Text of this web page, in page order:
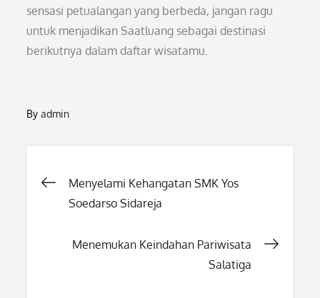
sensasi petualangan yang berbeda, jangan ragu
untuk menjadikan Saatluang sebagai destinasi
berikutnya dalam daftar wisatamu.
Byadmin
Post
Menyelami Kehangatan SMK Yos
Soedarso Sidareja
Menemukan Keindahan Pariwisata
Salatiga